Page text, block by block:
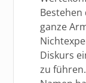
ganze
Diskurs
zu